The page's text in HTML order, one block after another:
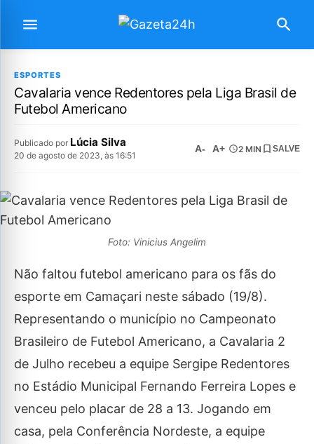
ESPORTES
Cavalaria vence Redentores pela Liga Brasil de
Futebol Americano
Publicado por Lúcia Silva
20 de agosto de 2023, às 16:51
A- A+ 2 MIN SALVE
Foto: Vinicius Angelim
Não faltou futebol americano para os fãs do
esporte em Camaçari neste sábado (19/8).
Representando o município no Campeonato
Brasileiro de Futebol Americano, a Cavalaria 2
de Julho recebeu a equipe Sergipe Redentores
no Estádio Municipal Fernando Ferreira Lopes e
venceu pelo placar de 28 a 13. Jogando em
casa, pela Conferência Nordeste, a equipe